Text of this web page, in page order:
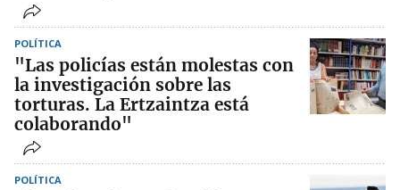
POLÍTICA
"Las policías están molestas con
la investigación sobre las
torturas. La Ertzaintza está
colaborando"
POLÍTICA